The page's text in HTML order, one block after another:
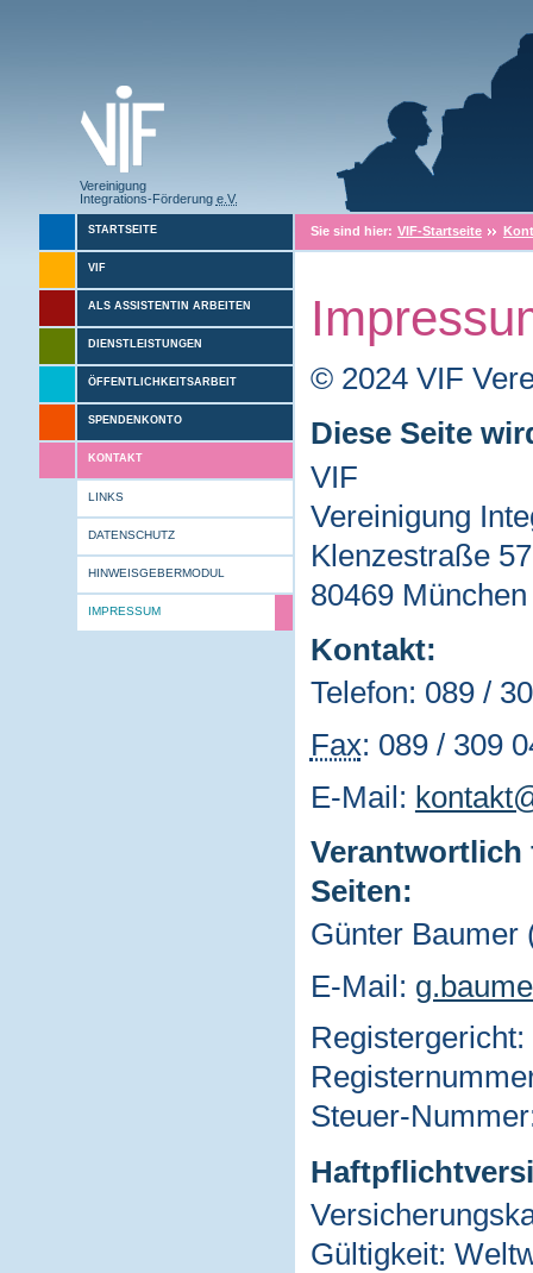
Vereinigung
Integrations-Förderung e.V.
STARTSEITE
VIF
ALS ASSISTENTIN ARBEITEN
DIENSTLEISTUNGEN
ÖFFENTLICHKEITSARBEIT
SPENDENKONTO
KONTAKT
LINKS
DATENSCHUTZ
HINWEISGEBERMODUL
IMPRESSUM
Sie sind hier: VIF-Startseite
© 2024 VIF
Diese Seite
VIF
Vereinigung
Klenzestraße
80469 München
Kontakt:
Telefon: 089 /
Fax: 089 / 309
E-Mail:
Verantwortlich
Seiten:
Günter Baumer
E-Mail :
Steuer-
Gültigkeit: